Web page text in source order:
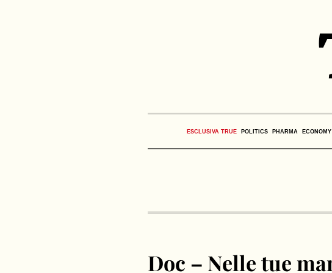
ESCLUSIVA TRUE POLITICS PHARMA ECONOMY
Doc – Nelle tue